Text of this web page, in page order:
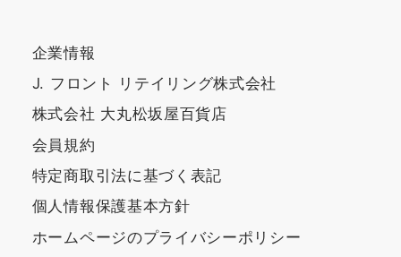
企業情報
J. フロント リテイリング株式会社
株式会社 大丸松坂屋百貨店
会員規約
特定商取引法に基づく表記
個人情報保護基本方針
ホームページのプライバシーポリシー